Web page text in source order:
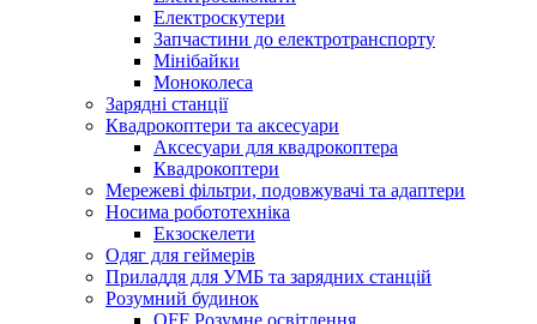
Електроскутери
Запчастини до електротранспорту
Мінібайки
Моноколеса
Зарядні станції
Квадрокоптери та аксесуари
Аксесуари для квадрокоптера
Квадрокоптери
Мережеві фільтри, подовжувачі та адаптери
Носима робототехніка
Екзоскелети
Одяг для геймерів
Приладдя для УМБ та зарядних станцій
Розумний будинок
OFF Розумне освітлення